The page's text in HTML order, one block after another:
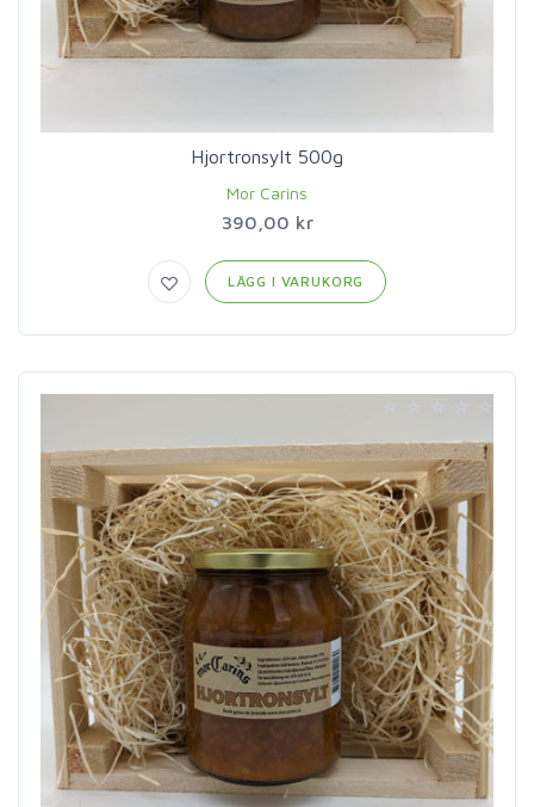
Hjortronsylt 500g
Mor Carins
390,00 kr
LÄGG I VARUKORG